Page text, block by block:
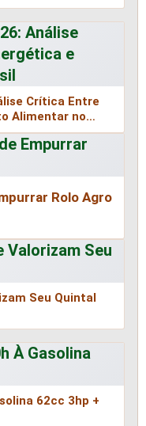
Crítica Entre
Alimentar no
Rolo Agro
Seu Quintal
62cc 3hp +